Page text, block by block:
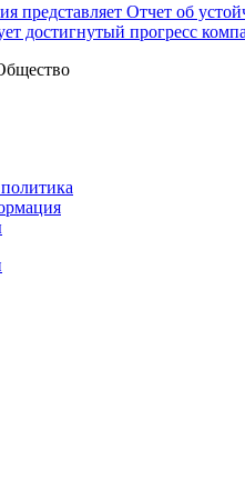
Отчет об
достигнутый прогресс